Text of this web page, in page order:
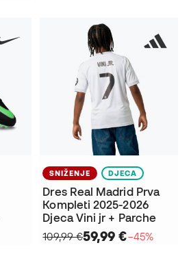
SNIŽENJE DJECA
Dres Real Madrid Prva
Kompleti 2025-2026
Djeca Vini jr + Parche
109,99 €59,99 €−45%